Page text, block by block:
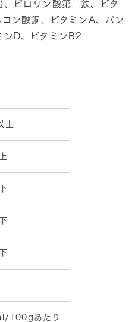
ピロリン酸第二鉄、ビタ
ン酸銅、ビタミンA、パン
ンD、ビタミンB2
上
100gあたり